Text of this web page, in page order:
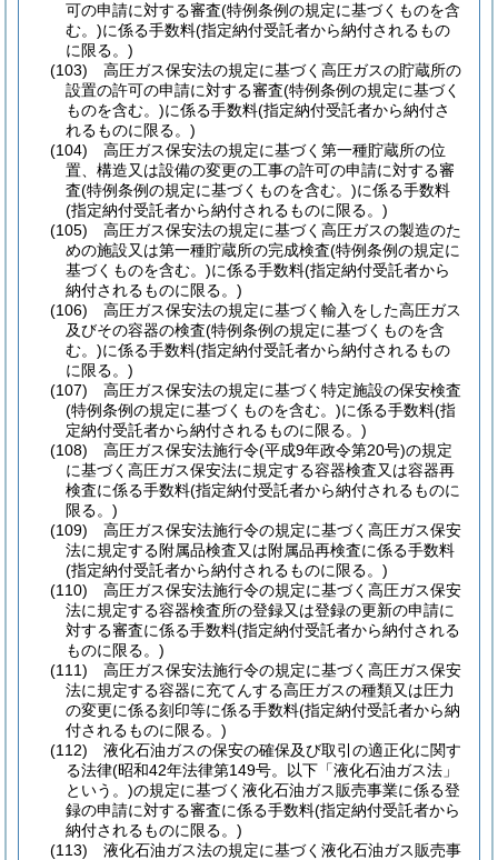
可の申請に対する審査(特例条例の規定に基づくものを含
む。)に係る手数料(指定納付受託者から納付されるもの
に限る。)
(103)
高圧ガス保安法の規定に基づく高圧ガスの貯蔵所の
設置の許可の申請に対する審査(特例条例の規定に基づく
ものを含む。)に係る手数料(指定納付受託者から納付さ
れるものに限る。)
(104)
高圧ガス保安法の規定に基づく第一種貯蔵所の位
置、構造又は設備の変更の工事の許可の申請に対する審
査(特例条例の規定に基づくものを含む。)に係る手数料
(指定納付受託者から納付されるものに限る。)
(105)
高圧ガス保安法の規定に基づく高圧ガスの製造のた
めの施設又は第一種貯蔵所の完成検査(特例条例の規定に
基づくものを含む。)に係る手数料(指定納付受託者から
納付されるものに限る。)
(106)
高圧ガス保安法の規定に基づく輸入をした高圧ガス
及びその容器の検査(特例条例の規定に基づくものを含
む。)に係る手数料(指定納付受託者から納付されるもの
に限る。)
(107)
高圧ガス保安法の規定に基づく特定施設の保安検査
(特例条例の規定に基づくものを含む。)に係る手数料(指
定納付受託者から納付されるものに限る。)
(108)
高圧ガス保安法施行令(平成9年政令第20号)の規定
に基づく高圧ガス保安法に規定する容器検査又は容器再
検査に係る手数料(指定納付受託者から納付されるものに
限る。)
(109)
高圧ガス保安法施行令の規定に基づく高圧ガス保安
法に規定する附属品検査又は附属品再検査に係る手数料
(指定納付受託者から納付されるものに限る。)
(110)
高圧ガス保安法施行令の規定に基づく高圧ガス保安
法に規定する容器検査所の登録又は登録の更新の申請に
対する審査に係る手数料(指定納付受託者から納付される
ものに限る。)
(111)
高圧ガス保安法施行令の規定に基づく高圧ガス保安
法に規定する容器に充てんする高圧ガスの種類又は圧力
の変更に係る刻印等に係る手数料(指定納付受託者から納
付されるものに限る。)
(112)
液化石油ガスの保安の確保及び取引の適正化に関す
る法律(昭和42年法律第149号。以下「液化石油ガス法」
という。)の規定に基づく液化石油ガス販売事業に係る登
録の申請に対する審査に係る手数料(指定納付受託者から
納付されるものに限る。)
(113)
液化石油ガス法の規定に基づく液化石油ガス販売事